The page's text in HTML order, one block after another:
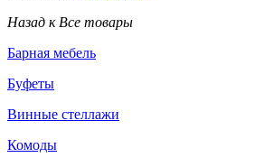
Назад к Все товары
Барная мебель
Буфеты
Винные стеллажи
Комоды